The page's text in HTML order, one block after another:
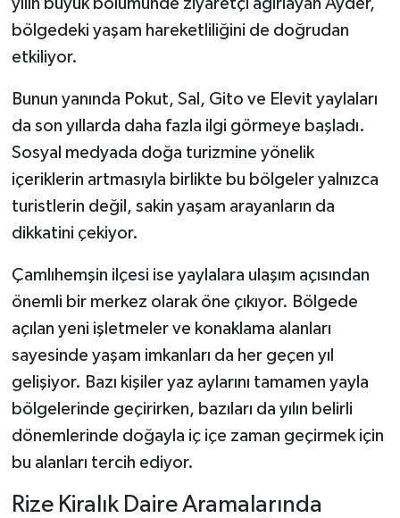
bölgedeki yaşam hareketliliğini de doğrudan
etkiliyor.
Bunun yanında Pokut, Sal, Gito ve Elevit yaylaları
da son yıllarda daha fazla ilgi görmeye başladı.
Sosyal medyada doğa turizmine yönelik
içeriklerin artmasıyla birlikte bu bölgeler yalnızca
turistlerin değil, sakin yaşam arayanların da
dikkatini çekiyor.
Çamlıhemşin ilçesi ise yaylalara ulaşım açısından
önemli bir merkez olarak öne çıkıyor. Bölgede
açılan yeni işletmeler ve konaklama alanları
sayesinde yaşam imkanları da her geçen yıl
gelişiyor. Bazı kişiler yaz aylarını tamamen yayla
bölgelerinde geçirirken, bazıları da yılın belirli
dönemlerinde doğayla iç içe zaman geçirmek için
bu alanları tercih ediyor.
Rize Kiralık Daire Aramalarında